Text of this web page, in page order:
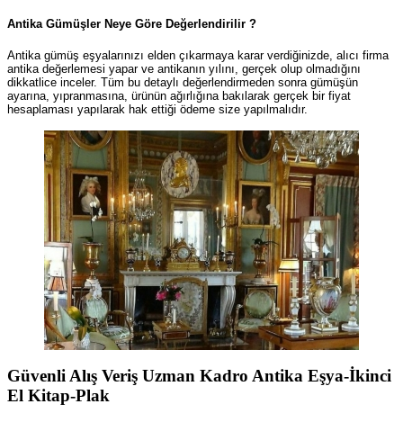
Antika Gümüşler Neye Göre Değerlendirilir ?
Antika gümüş eşyalarınızı elden çıkarmaya karar verdiğinizde, alıcı firma
antika değerlemesi yapar ve antikanın yılını, gerçek olup olmadığını
dikkatlice inceler. Tüm bu detaylı değerlendirmeden sonra gümüşün
ayarına, yıpranmasına, ürünün ağırlığına bakılarak gerçek bir fiyat
hesaplaması yapılarak hak ettiği ödeme size yapılmalıdır.
Güvenli Alış Veriş Uzman Kadro Antika Eşya-İkinci
El Kitap-Plak